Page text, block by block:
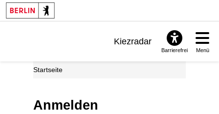
Kiezradar
Barrierefrei Menü
Startseite
Anmelden